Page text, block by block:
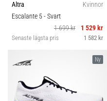
Altra
Kvinnor
Escalante 5- Svart
1 699 kr
1 529 kr
Senaste lägsta pris 1 582 kr
Ny